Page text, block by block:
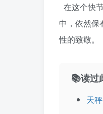
在这个快
中，依然保
性的致敬。
📚读过
天